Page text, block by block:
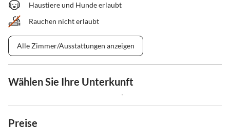
Haustiere und Hunde erlaubt
Rauchen nicht erlaubt
Alle Zimmer/Ausstattungen anzeigen
Wählen Sie Ihre Unterkunft
Preise